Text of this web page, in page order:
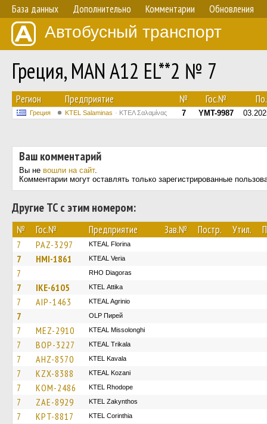
База данных Дополнительно Комментарии Обновления
Автобусный транспорт
Греция, MAN A12 EL**2 № 7
Регион Предприятие № Гос.№
Греция KTEL Salaminas ΚΤΕΛ Σαλαμίνας 7 YMT-9987
Ваш комментарий
Вы не вошли на сайт.
Комментарии могут оставлять только зарегистрированные
Другие ТС с этим номером:
№ Гос.№ Предприятие Зав.№ Постр. Утил.
7 PAZ-3297 KTEAL Florina
7 HMI-1861 KTEAL Veria
7 RHO Diagoras
7 IKE-6105 KΤΕL Αttika
7 AIP-1463 KTEAL Agrinio
7 OLP Пирей
7 MEZ-2910 KTEAL Missolonghi
7 BOP-3227 KTEAL Trikala
7 AHZ-8570 KTEL Kavala
7 KZX-8388 KTEAL Kozani
7 KOM-2486 KTEL Rhodope
7 ZAE-8929 KTEL Zakynthos
7 KPT-8817 KTEL Corinthia